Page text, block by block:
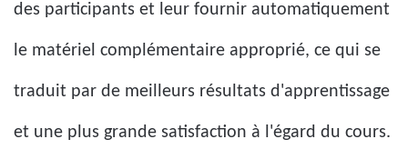
des participants et leur fournir automatiquement
le matériel complémentaire approprié, ce qui se
traduit par de meilleurs résultats d'apprentissage
et une plus grande satisfaction à l'égard du cours.